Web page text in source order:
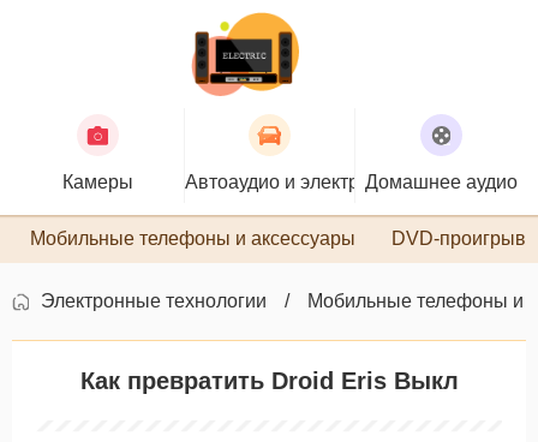
Камеры Автоаудио и электроникаДомашнее аудио
Мобильные телефоны и аксессуары DVD-
Электронные технологии Мобильные телефоны и
Как превратить Droid Eris Выкл